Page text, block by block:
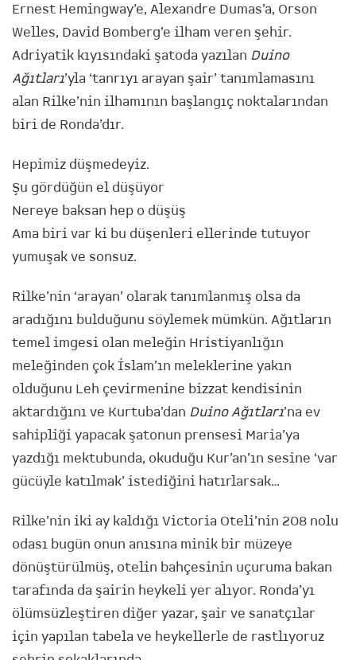
Ernest Hemingway’e, Alexandre Dumas’a, Orson
Welles, David Bomberg’e ilham veren şehir.
Adriyatik kıyısındaki şatoda yazılan Duino
Ağıtları’yla ‘tanrıyı arayan şair’ tanımlamasını
alan Rilke’nin ilhamının başlangıç noktalarından
biri de Ronda’dır.
Hepimiz düşmedeyiz.
Şu gördüğün el düşüyor
Nereye baksan hep o düşüş
Ama biri var ki bu düşenleri ellerinde tutuyor
yumuşak ve sonsuz.
Rilke’nin ‘arayan’ olarak tanımlanmış olsa da
aradığını bulduğunu söylemek mümkün. Ağıtların
temel imgesi olan meleğin Hristiyanlığın
meleğinden çok İslam’ın meleklerine yakın
olduğunu Leh çevirmenine bizzat kendisinin
aktardığını ve Kurtuba’dan Duino Ağıtları’na ev
sahipliği yapacak şatonun prensesi Maria’ya
yazdığı mektubunda, okuduğu Kur’an’ın sesine ‘var
gücüyle katılmak’ istediğini hatırlarsak…
Rilke’nin iki ay kaldığı Victoria Oteli’nin 208 nolu
odası bugün onun anısına minik bir müzeye
dönüştürülmüş, otelin bahçesinin uçuruma bakan
tarafında da şairin heykeli yer alıyor. Ronda’yı
ölümsüzleştiren diğer yazar, şair ve sanatçılar
için yapılan tabela ve heykellerle de rastlıyoruz